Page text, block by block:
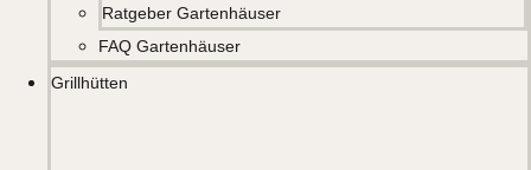
Ratgeber Gartenhäuser
FAQ Gartenhäuser
Grillhütten